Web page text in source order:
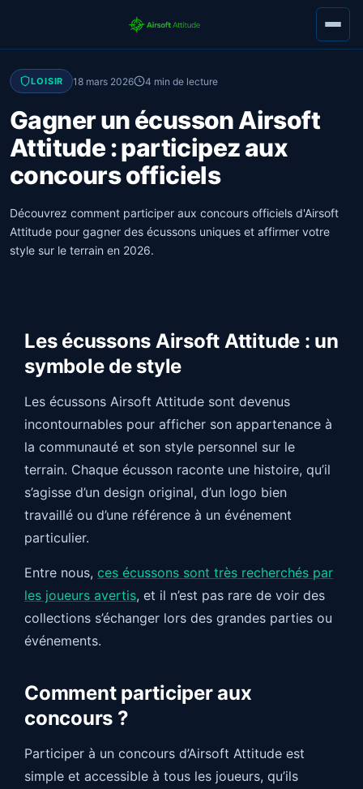
LOISIR 18 mars 2026 4 min de lecture
Gagner un écusson Airsoft
Attitude : participez aux
concours officiels
Découvrez comment participer aux concours officiels d'Airsoft
Attitude pour gagner des écussons uniques et affirmer votre
style sur le terrain en 2026.
Les écussons Airsoft Attitude : un
symbole de style
Les écussons Airsoft Attitude sont devenus
incontournables pour afficher son appartenance à
la communauté et son style personnel sur le
terrain. Chaque écusson raconte une histoire, qu’il
s’agisse d’un design original, d’un logo bien
travaillé ou d’une référence à un événement
particulier.
Entre nous, ces écussons sont très recherchés par
les joueurs avertis, et il n’est pas rare de voir des
collections s’échanger lors des grandes parties ou
événements.
Comment participer aux
concours ?
Participer à un concours d’Airsoft Attitude est
simple et accessible à tous les joueurs, qu’ils